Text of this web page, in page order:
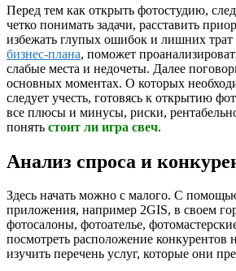
Перед тем как открыть фотостудию,
четко понимать задачи, расставить
избежать глупых ошибок и лишних
бизнес-плана, поможет
слабые места и недочеты. Далее
основных моментах. О которых
следует учесть, готовясь к открытию
все плюсы и минусы, риски,
понять стоит ли игра свеч.
Анализ спроса и
Здесь начать можно с малого. С
приложения, например 2GIS, в своем
фотосалоны, фотоателье,
посмотреть расположение конкурентов
изучить перечень услуг, которые они